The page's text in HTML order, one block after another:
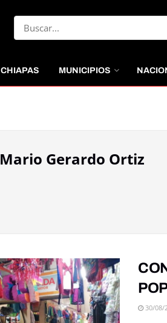
CHIAPAS MUNICIPIOS
Mario Gerardo Ortiz
30/08/